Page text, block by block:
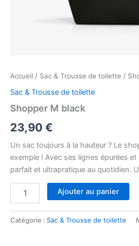
Accueil / Sac & Trousse de toilette /
Sac & Trousse de toilette
Shopper M black
23,90 €
Un sac toujours à la hauteur ? Le
exemple ! Avec ses lignes épurées
parfait et ultrapratique au quotidien.
M
Ajouter au panier
Catégorie : Sac & Trousse de toilette